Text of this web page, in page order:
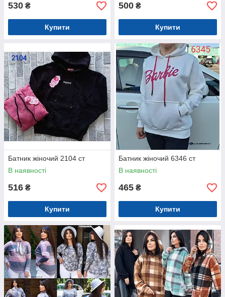
530 ₴
Купити
500 ₴
Купити
Батник жіночий 2104 ст
В наявності
516 ₴
Купити
Батник жіночий 6346 ст
В наявності
465 ₴
Купити